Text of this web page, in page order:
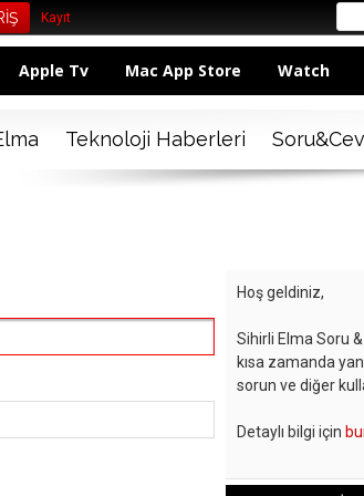
Kayıt
Apple Tv Mac App Store Watch
Teknoloji Haberleri
Hoş geldiniz,
Sihirli Elma Soru
kısa zamanda
sorun ve diğer
Detaylı bilgi için